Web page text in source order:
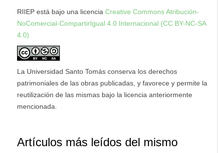
RIIEP está bajo una licencia Creative Commons Atribución-
NoComercial-CompartirIgual 4.0 Internacional (CC BY-NC-SA
4.0)
La Universidad Santo Tomás conserva los derechos
patrimoniales de las obras publicadas, y favorece y permite la
reutilización de las mismas bajo la licencia anteriormente
mencionada.
Artículos más leídos del mismo